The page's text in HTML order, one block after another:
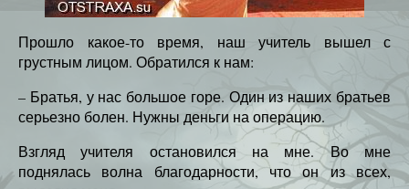
Прошло какое-то время, наш учитель вышел с
грустным лицом. Обратился к нам:
– Братья, у нас большое горе. Один из наших братьев
серьезно болен. Нужны деньги на операцию.
Взгляд учителя остановился на мне. Во мне
поднялась волна благодарности, что он из всех,